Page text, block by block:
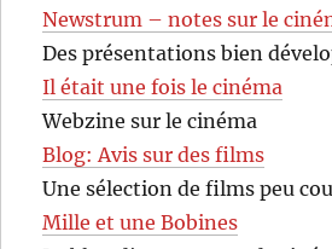
Newstrum – notes sur le
Des présentations bien
Il était une fois le cinéma
Webzine sur le cinéma
Blog: Avis sur des films
Une sélection de films peu
Mille et une Bobines